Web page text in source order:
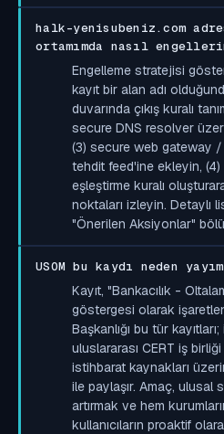
halk-yenisubeniz.com
ortamımda nasıl
Engelleme stratejisi
kayıt bir alan adı
duvarında çıkış kuralı
secure DNS resolver
(3) secure web gateway
tehdit feed'ine ekleyin,
eşleştirme kuralı
noktaları izleyin. Detaylı
"Önerilen Aksiyonlar"
USOM bu kaydı neden
Kayıt, "Bankacılık -
göstergesi olarak
Başkanlığı bu tür
uluslararası CERT iş
istihbarat kaynakları
ile paylaşır. Amaç, ulusal
artırmak ve hem
kullanıcıların proaktif